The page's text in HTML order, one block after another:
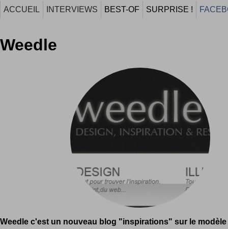
ACCUEIL INTERVIEWS BEST-OF SURPRISE !
Weedle
Weedle c'est un nouveau blog "inspirations" sur le